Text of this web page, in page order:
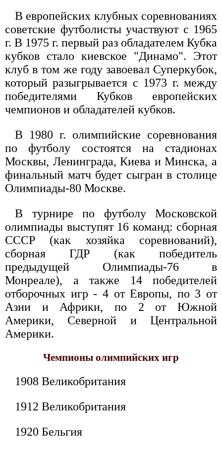
В европейских клубных соревнованиях
советские футболисты участвуют с 1965
г. В 1975 г. первый раз обладателем Кубка
кубков стало киевское "Динамо". Этот
клуб в том же году завоевал Суперкубок,
который разыгрывается с 1973 г. между
победителями Кубков европейских
чемпионов и обладателей кубков.
В 1980 г. олимпийские соревнования
по футболу состоятся на стадионах
Москвы, Ленинграда, Киева и Минска, а
финальный матч будет сыгран в столице
Олимпиады-80 Москве.
В турнире по футболу Московской
олимпиады выступят 16 команд: сборная
СССР (как хозяйка соревнований),
сборная ГДР (как победитель
предыдущей Олимпиады-76 в
Монреале), а также 14 победителей
отборочных игр - 4 от Европы, по 3 от
Азии и Африки, по 2 от Южной
Америки, Северной и Центральной
Америки.
Чемпионы олимпийских игр
1908 Великобритания
1912 Великобритания
1920 Бельгия